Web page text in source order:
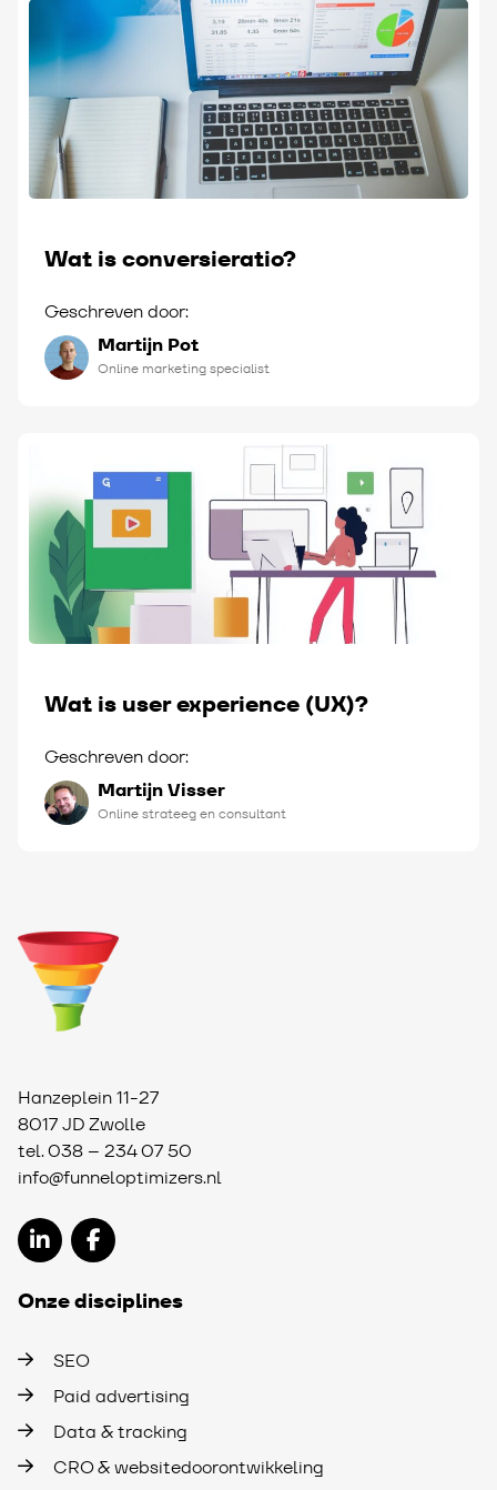
Wat is conversieratio?
Geschreven door:
Martijn Pot
Online marketing specialist
Wat is user experience (UX)?
Geschreven door:
Martijn Visser
Online strateeg en consultant
Hanzeplein 11-27
8017 JD Zwolle
tel.038 – 234 07 50
info@funneloptimizers.nl
Onze disciplines
SEO
Paid advertising
Data & tracking
CRO & websitedoorontwikkeling